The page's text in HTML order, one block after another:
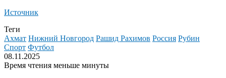
Источник
Теги
Ахмат Нижний Новгород Рашид Рахимов Россия Рубин
Спорт Футбол
08.11.2025
Время чтения меньше минуты